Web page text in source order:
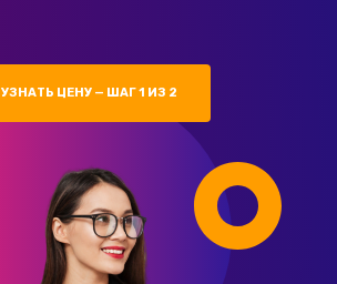
УЗНАТЬ ЦЕНУ — ШАГ 1 ИЗ 2